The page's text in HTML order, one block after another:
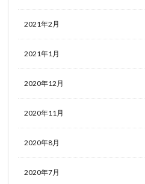
2021年2月
2021年1月
2020年12月
2020年11月
2020年8月
2020年7月